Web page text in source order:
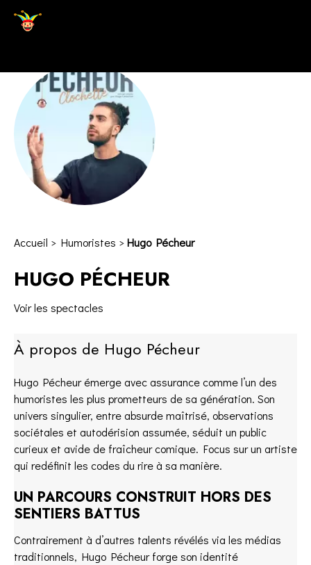
Accueil > Humoristes >Hugo Pécheur
HUGO PÉCHEUR
Voir les spectacles
À propos de Hugo Pécheur
Hugo Pécheur émerge avec assurance comme l’un des
humoristes les plus prometteurs de sa génération. Son
univers singulier, entre absurde maîtrisé, observations
sociétales et autodérision assumée, séduit un public
curieux et avide de fraîcheur comique. Focus sur un artiste
qui redéfinit les codes du rire à sa manière.
UN PARCOURS CONSTRUIT HORS DES
SENTIERS BATTUS
Contrairement à d’autres talents révélés via les médias
traditionnels, Hugo Pécheur forge son identité